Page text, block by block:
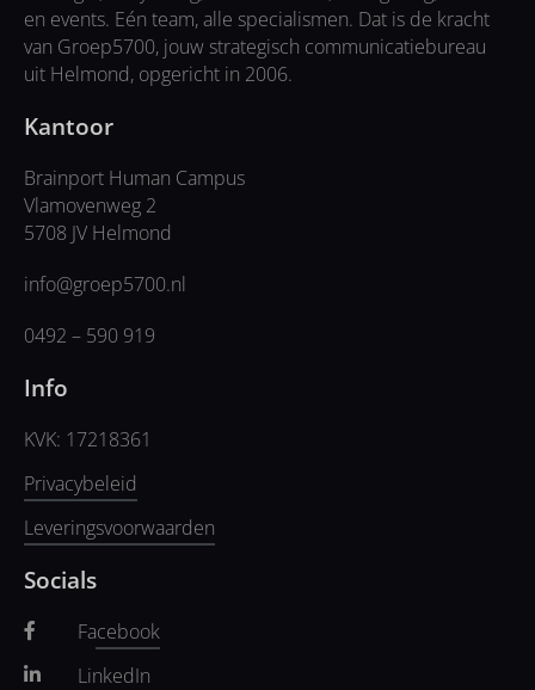
en events. Eén team, alle specialismen. Dat is de kracht
van Groep5700, jouw strategisch communicatiebureau
uit Helmond, opgericht in 2006.
Kantoor
Brainport Human Campus
Vlamovenweg 2
5708 JV Helmond
info@groep5700.nl
0492 – 590 919
Info
KVK: 17218361
Privacybeleid
Leveringsvoorwaarden
Socials
Facebook
LinkedIn